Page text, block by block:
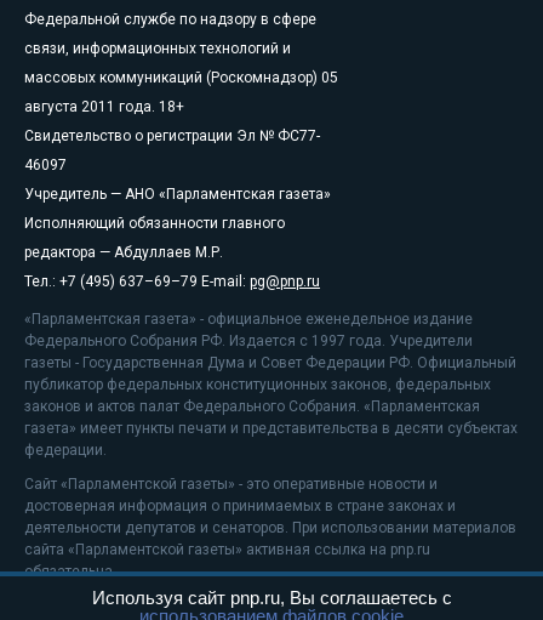
Федеральной службе по надзору в сфере
связи, информационных технологий и
массовых коммуникаций (Роскомнадзор) 05
августа 2011 года. 18+
Свидетельство о регистрации Эл № ФС77-
46097
Учредитель — АНО «Парламентская газета»
Исполняющий обязанности главного
редактора — Абдуллаев М.Р.
Тел.: +7 (495) 637–69–79 E-mail: pg@pnp.ru
«Парламентская газета» - официальное еженедельное издание
Федерального Собрания РФ. Издается с 1997 года. Учредители
газеты - Государственная Дума и Совет Федерации РФ. Официальный
публикатор федеральных конституционных законов, федеральных
законов и актов палат Федерального Собрания. «Парламентская
газета» имеет пункты печати и представительства в десяти субъектах
федерации.
Сайт «Парламентской газеты» - это оперативные новости и
достоверная информация о принимаемых в стране законах и
деятельности депутатов и сенаторов. При использовании материалов
сайта «Парламентской газеты» активная ссылка на pnp.ru
обязательна.
На информационном ресурсе применяютсярекомендательные
Используя сайт pnp.ru, Вы соглашаетесь с
использованием файлов cookie